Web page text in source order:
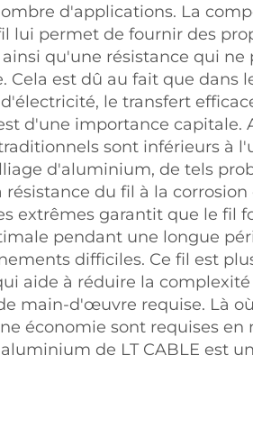
d'applications. La
lui permet de fournir des
qu'une résistance qui
Cela est dû au fait que dans
le transfert
d'une importance capitale.
sont inférieurs à
d'aluminium, de tels
résistance du fil à la corrosion
extrêmes garantit que le fil
pendant une longue
difficiles. Ce fil est
aide à réduire la
main-d'œuvre requise. Là
économie sont requises en
de LT CABLE est